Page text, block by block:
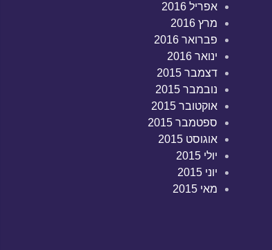
אפריל 2016
מרץ 2016
פברואר 2016
ינואר 2016
דצמבר 2015
נובמבר 2015
אוקטובר 2015
ספטמבר 2015
אוגוסט 2015
יולי 2015
יוני 2015
מאי 2015